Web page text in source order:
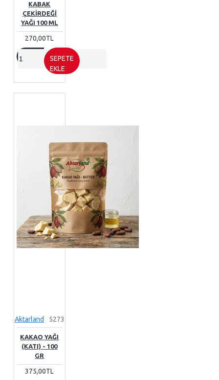
KABAK
ÇEKIRDEĞI
YAĞI 100 ML
270,00TL
SEPETE
EKLE
Aktarland 5273
KAKAO YAĞI
(KATI) - 100
GR
375,00TL